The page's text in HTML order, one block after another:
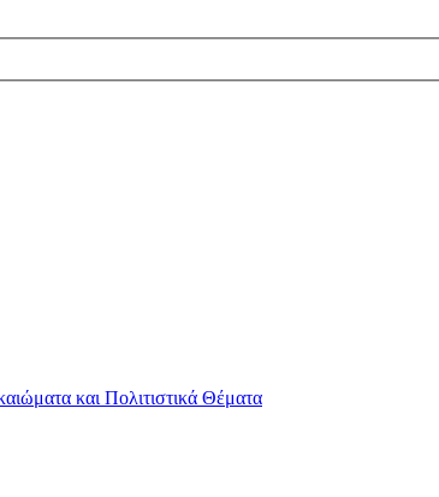
και Πολιτιστικά Θέματα